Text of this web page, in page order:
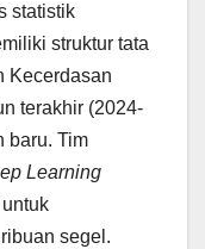
statistik
struktur tata
Kecerdasan
terakhir (2024-
baru. Tim
Learning
segel.